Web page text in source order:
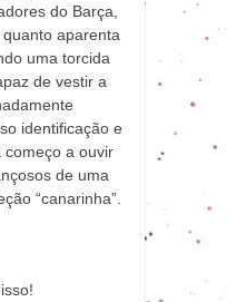
do Barça,
aparenta
uma torcida
de vestir a
identificação e
a ouvir
de uma
“canarinha”.